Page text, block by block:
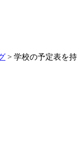
> 学校の予定表を